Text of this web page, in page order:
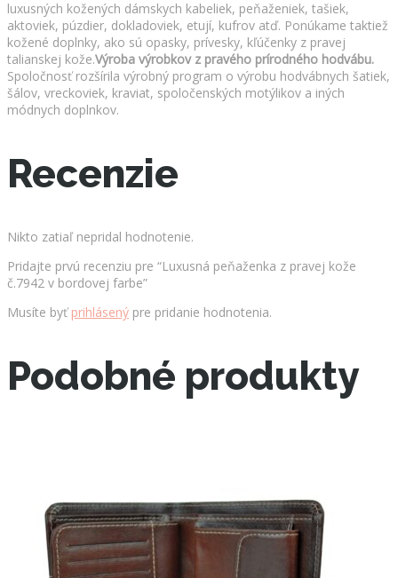
luxusných kožených dámskych kabeliek, peňaženiek, tašiek,
aktoviek, púzdier, dokladoviek, etují, kufrov atď. Ponúkame taktiež
kožené doplnky, ako sú opasky, prívesky, kľúčenky z pravej
talianskej kože.Výroba výrobkov z pravého prírodného hodvábu.
Spoločnosť rozšírila výrobný program o výrobu hodvábnych šatiek,
šálov, vreckoviek, kraviat, spoločenských motýlikov a iných
módnych doplnkov.
Recenzie
Nikto zatiaľ nepridal hodnotenie.
Pridajte prvú recenziu pre “Luxusná peňaženka z pravej kože
č.7942 v bordovej farbe”
Musíte byť prihlásený pre pridanie hodnotenia.
Podobné produkty